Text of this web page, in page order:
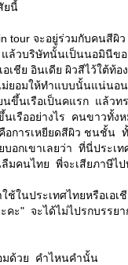
ยนี้
tour จะอยู่ร่วมกับคนสีผิว
แล้วบริษัทนั้นเป็นนอมินีขอ
ชีย อินเดีย ผิวสีไว้ใต้ท้อ
ม่ยอมให้ทำแบบนั้นแน่นอ
นขึ้นเรือเป็นคแรก แล้วท
เรืออย่างไร คนขาวทั้ง
การเหยียดสีผิว ชนชั้น ทั้
บอกเขาเลยว่า ที่นี่ประเ
มคนไทย พี่จะเสียภาษีไป
ช้ในประเทศไทยหรือเอ
คะ" จะได้ไม่ไปรกบรรยา
ด้วย คำไหนคำนั้น